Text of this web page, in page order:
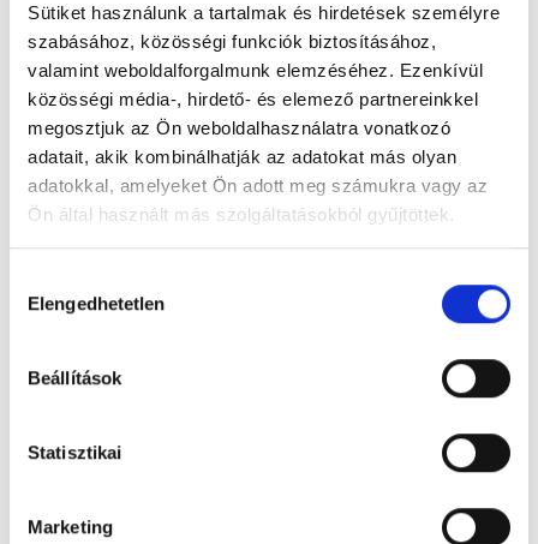
Sütiket használunk a tartalmak és hirdetések személyre
szabásához, közösségi funkciók biztosításához,
valamint weboldalforgalmunk elemzéséhez. Ezenkívül
közösségi média-, hirdető- és elemező partnereinkkel
megosztjuk az Ön weboldalhasználatra vonatkozó
adatait, akik kombinálhatják az adatokat más olyan
adatokkal, amelyeket Ön adott meg számukra vagy az
Ön által használt más szolgáltatásokból gyűjtöttek.
szabályzat:https://foglaljorvost.hu/info/foglaljorvost-
kiválasztása
Elengedhetetlen
Beállítások
Statisztikai
Marketing
Aqua Land Termál Fürdő
2300 Ráckeve, Strand utca 4.
Foglalj időpontot megbízható
magánorvosokhoz most!
Válassz szakterületet
Válassz helyszínt